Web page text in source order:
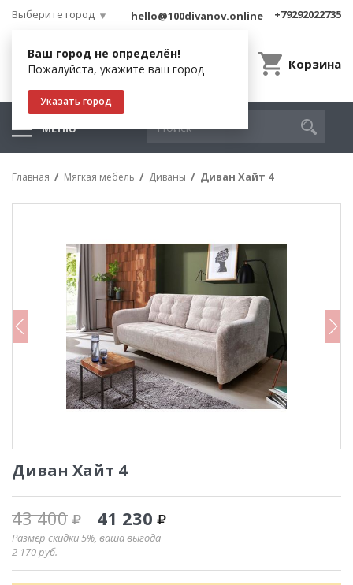
Выберите город
Ваш город не определён!
Пожалуйста, укажите ваш город
Указать город
hello@100divanov.online +79292022735
Корзина
МЕНЮ
Главная Мягкая мебель Диваны Диван Хайт 4
Диван Хайт 4
43 400 41 230
Размер скидки 5%, ваша выгода
2 170руб.